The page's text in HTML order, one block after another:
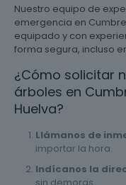
Nuestro equipo de
emergencia en
equipado y con
forma segura, incluso
¿Cómo solicitar
árboles en
Huelva?
Llámanos de
importar la hora.
Indícanos la